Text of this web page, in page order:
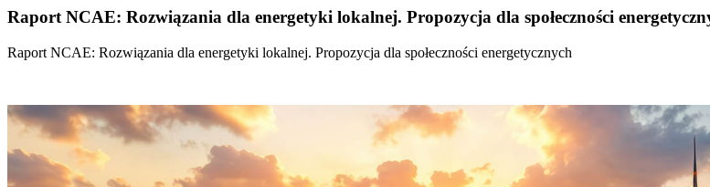
Raport NCAE: Rozwiązania dla energetyki lokalnej. Propozycja dla społeczności
Raport NCAE: Rozwiązania dla energetyki lokalnej. Propozycja dla społeczności energetycznych